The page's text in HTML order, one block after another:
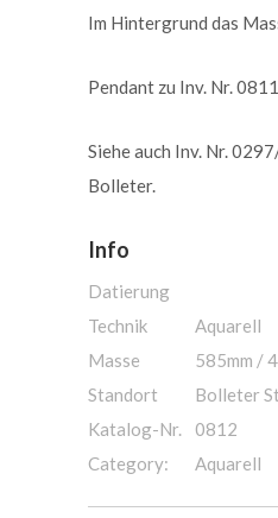
Im Hintergrund das
Pendant zu Inv. Nr.
Siehe auch Inv. Nr.
Bolleter.
Info
Datierung
Technik
Aquarell
Masse
585mm /
Standort
Bolleter
Katalog-Nr.
0812
Category:
Aquarell